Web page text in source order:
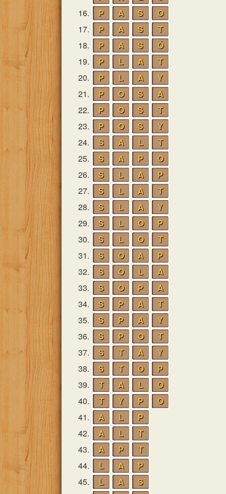
16.
P A S
O
17.
P A S
T
18.
P A S
Ó
19.
P L A
T
20.
P L A
Y
21.
P O S
A
22.
P O S
T
23.
P O S
Y
24.
S A L
T
25.
S A P
O
26.
S L A
P
27.
S L A
T
28.
S L A
Y
29.
S L O
P
30.
S L O
T
31.
S O A
P
32.
S O L
A
33.
S O P
A
34.
S P A
T
35.
S P A
Y
36.
S P O
T
37.
S T A
Y
38.
S T O
P
39.
T A L
O
40.
T Y P
O
41.
A L
P
42.
A L
T
43.
A P
T
44.
L A
P
45.
L A
S